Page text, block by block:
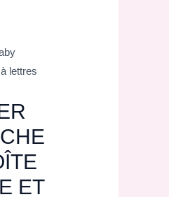
lettres
ET